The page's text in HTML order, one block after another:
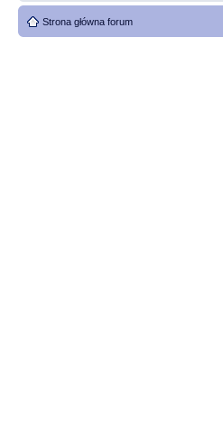
Strona główna forum